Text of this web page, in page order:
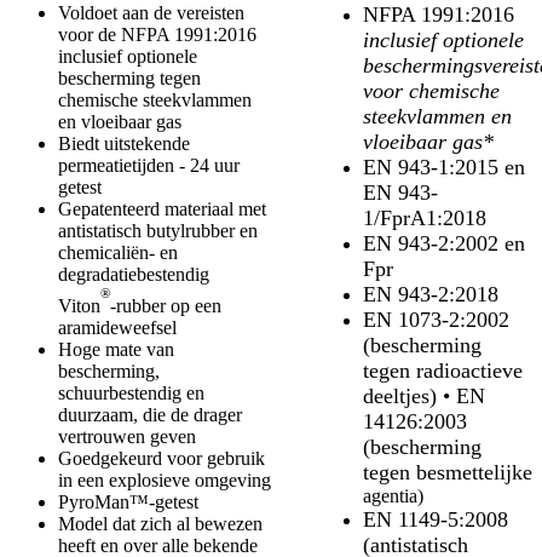
Voldoet aan de vereisten
voor de NFPA 1991:2016
inclusief optionele
bescherming tegen
chemische steekvlammen
en vloeibaar gas
Biedt uitstekende
permeatietijden - 24 uur
getest
Gepatenteerd materiaal met
antistatisch butylrubber en
chemicaliën- en
degradatiebestendig
Viton
®
-rubber op een
aramideweefsel
Hoge mate van
bescherming,
schuurbestendig en
duurzaam, die de drager
vertrouwen geven
Goedgekeurd voor gebruik
in een explosieve omgeving
PyroMan™-getest
Model dat zich al bewezen
heeft en over alle bekende
NFPA 1991:2016
inclusief optionele
voor chemische
steekvlammen en
vloeibaar gas*
EN 943-1:2015 en
EN 943-
1/FprA1:2018
EN 943-2:2002 en
Fpr
EN 943-2:2018
EN 1073-2:2002
(bescherming
tegen radioactieve
deeltjes) • EN
14126:2003
(bescherming
tegen besmettelijke
agentia)
EN 1149-5:2008
(antistatisch